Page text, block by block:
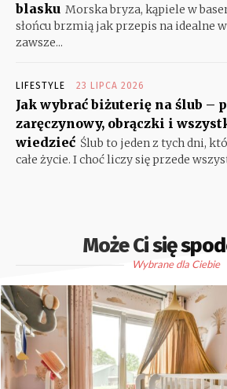
blasku Morska bryza, kąpiele w
słońcu brzmią jak przepis na idealne
zawsze...
LIFESTYLE 23 LIPCA 2026
Jak wybrać biżuterię na ślub –
zaręczynowy, obrączki i
wiedzieć Ślub to jeden z tych dni,
całe życie. I choć liczy się przede
Może Ci się
Wybrane dla Ciebie